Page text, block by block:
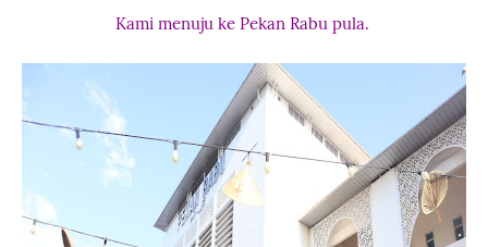
Kami menuju ke Pekan Rabu pula.